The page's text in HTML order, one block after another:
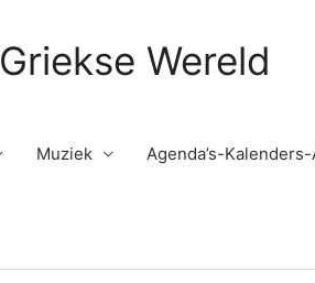
Griekse Wereld
Muziek Agenda’s-